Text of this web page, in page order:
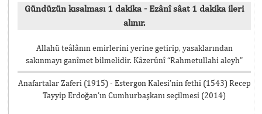
Gündüzün kısalması 1 dakika - Ezânî sâat 1 dakika ileri
alınır.
Allahü teâlânın emirlerini yerine getirip, yasaklarından
sakınmayı ganîmet bilmelidir. Kâzerûnî “Rahmetullahi aleyh”
Anafartalar Zaferi (1915) - Estergon Kalesi’nin fethi (1543) Recep
Tayyip Erdoğan’ın Cumhurbaşkanı seçilmesi (2014)